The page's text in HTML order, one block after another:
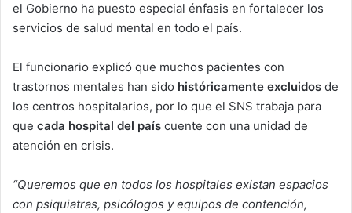
el Gobierno ha puesto especial énfasis en fortalecer los
servicios de salud mental en todo el país.
El funcionario explicó que muchos pacientes con
trastornos mentales han sido históricamente excluidos de
los centros hospitalarios, por lo que el SNS trabaja para
que cada hospital del país cuente con una unidad de
atención en crisis.
“Queremos que en todos los hospitales existan espacios
con psiquiatras, psicólogos y equipos de contención,